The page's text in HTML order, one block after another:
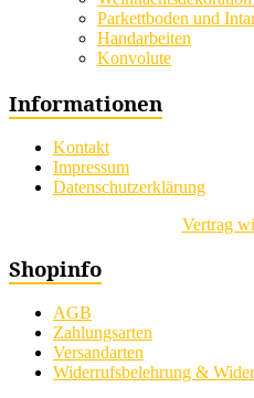
Parkettboden und
Handarbeiten
Konvolute
Informationen
Kontakt
Impressum
Datenschutzerklärung
Vertrag
Shopinfo
AGB
Zahlungsarten
Versandarten
Widerrufsbelehrung &